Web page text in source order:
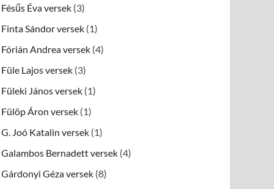
Fésűs Éva versek (3)
Finta Sándor versek (1)
Fórián Andrea versek (4)
Füle Lajos versek (3)
Füleki János versek (1)
Fülöp Áron versek (1)
G. Joó Katalin versek (1)
Galambos Bernadett versek (4)
Gárdonyi Géza versek (8)